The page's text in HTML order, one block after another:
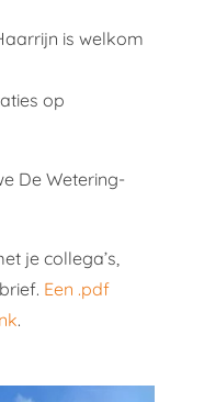
is welkom
op
De Wetering-
je collega’s,
Een .pdf
.